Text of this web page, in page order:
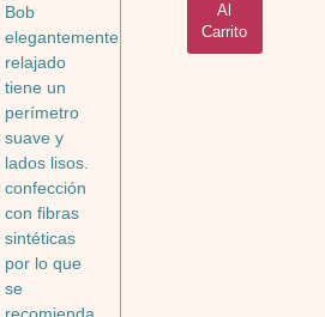
Bob
elegantemente
relajado
tiene un
perímetro
suave y
lados lisos.
confección
con fibras
sintéticas
por lo que
se
recomienda
Al
Carrito